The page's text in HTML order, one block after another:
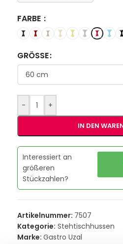
FARBE
GRÖSSE
- +
IN DEN
Interessiert an
größeren
Stückzahlen?
Artikelnummer: 7507
Kategorie: Stehtischhussen
Marke: Gastro Uzal